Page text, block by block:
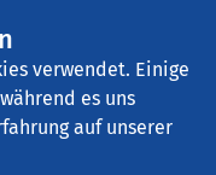
verwendet. Einige
es uns
auf unserer